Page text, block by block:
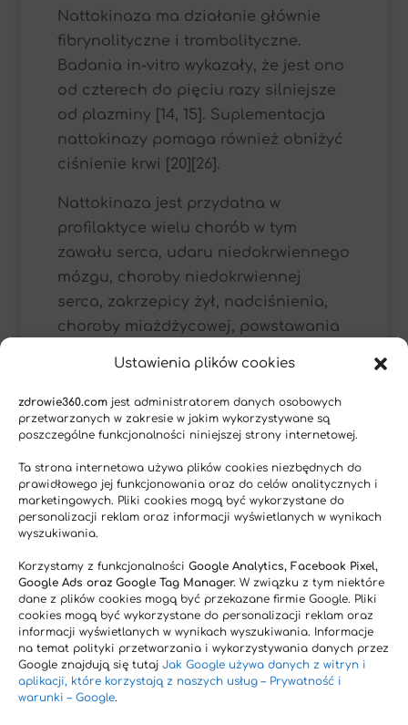
Ustawienia plików cookies
zdrowie360.com jest administratorem danych osobowych
przetwarzanych w zakresie w jakim wykorzystywane są
poszczególne funkcjonalności niniejszej strony internetowej.
Ta strona internetowa używa plików cookies niezbędnych do
prawidłowego jej funkcjonowania oraz do celów analitycznych i
marketingowych. Pliki cookies mogą być wykorzystane do
personalizacji reklam oraz informacji wyświetlanych w wynikach
wyszukiwania.
Korzystamy z funkcjonalności Google Analytics, Facebook Pixel,
Google Ads oraz Google Tag Manager. W związku z tym niektóre
dane z plików cookies mogą być przekazane firmie Google. Pliki
cookies mogą być wykorzystane do personalizacji reklam oraz
informacji wyświetlanych w wynikach wyszukiwania. Informacje
na temat polityki przetwarzania i wykorzystywania danych przez
Google znajdują się tutaj Jak Google używa danych z witryn i
aplikacji, które korzystają z naszych usług – Prywatność i
warunki – Google.
Nattokinaza ma działanie głównie
fibrynolityczne i trombolityczne.
Badania in-vitro wykazały, że jest ono
od czterech do pięciu razy silniejsze
od plazminy [14, 15]. Suplementacja
nattokinazy pomaga również obniżyć
ciśnienie krwi [20][26].
Nattokinaza jest przydatna w
profilaktyce wielu chorób w tym
zawału serca, udaru niedokrwiennego
mózgu, choroby niedokrwiennej
serca, zakrzepicy żył, nadciśnienia,
choroby miażdżycowej, powstawania
migotania przedsionków, hemoroidów
oraz demencji starczej spowodowanej
mikrozakrzepami w naczyniach
kontrolą lekarza może pomóc w
leczeniu oraz profilaktyce wyżej
wymienionych schorzeń.
Układ krążenia
dawki stosowane w badaniach: od
100mg – 300mg dziennie